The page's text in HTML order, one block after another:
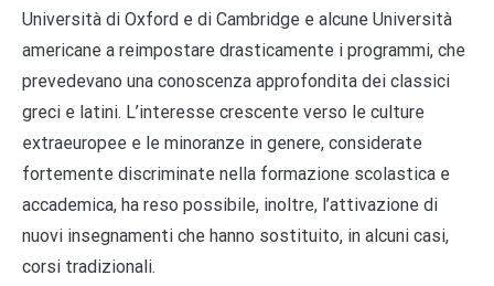
Università di Oxford e di Cambridge e alcune Università
americane a reimpostare drasticamente i programmi, che
prevedevano una conoscenza approfondita dei classici
greci e latini. L’interesse crescente verso le culture
extraeuropee e le minoranze in genere, considerate
fortemente discriminate nella formazione scolastica e
accademica, ha reso possibile, inoltre, l’attivazione di
nuovi insegnamenti che hanno sostituito, in alcuni casi,
corsi tradizionali.